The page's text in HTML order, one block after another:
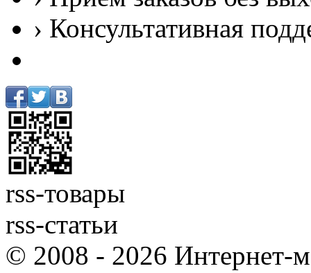
› Консультативная
rss-товары
rss-статьи
© 2008 - 2026 Интернет-